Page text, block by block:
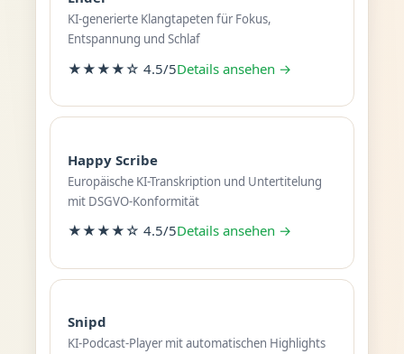
KI-generierte Klangtapeten für Fokus,
Entspannung und Schlaf
★★★★☆ 4.5/5Details ansehen →
Happy Scribe
Europäische KI-Transkription und Untertitelung
mit DSGVO-Konformität
★★★★☆ 4.5/5Details ansehen →
Snipd
KI-Podcast-Player mit automatischen Highlights